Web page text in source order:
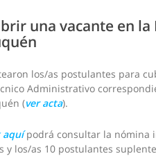
una vacante en la
los/as postulantes para
Administrativo
(ver acta).
aquí podrá consultar la nómina
y los/as 10 postulantes